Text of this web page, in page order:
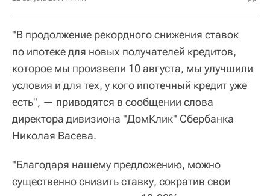
"В продолжение рекордного снижения ставок
по ипотеке для новых получателей кредитов,
которое мы произвели 10 августа, мы улучшили
условия и для тех, у кого ипотечный кредит уже
есть", — приводятся в сообщении слова
директора дивизиона "ДомКлик" Сбербанка
Николая Васева.
"Благодаря нашему предложению, можно
существенно снизить ставку, сократив свои